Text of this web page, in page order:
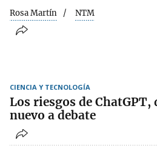
Rosa Martín NTM
CIENCIA Y TECNOLOGÍA
Los riesgos de ChatGPT,
nuevo a debate